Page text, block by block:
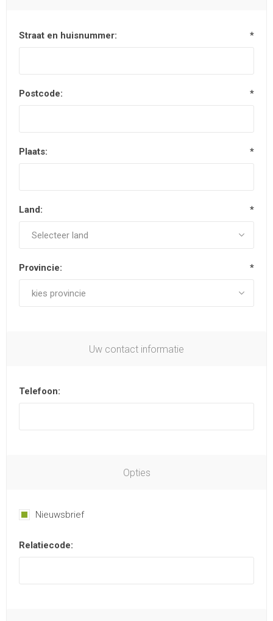
Straat en huisnummer: *
Postcode: *
Plaats: *
Land: *
Provincie: *
Uw contact informatie
Telefoon:
Opties
Nieuwsbrief
Relatiecode: